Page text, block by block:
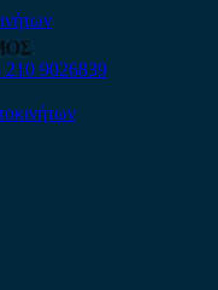
210 9026839